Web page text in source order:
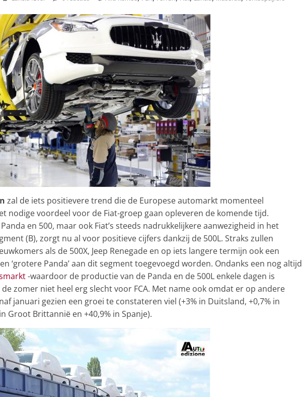
zal de iets positievere trend die de Europese automarkt momenteel
nodige voordeel voor de Fiat-groep gaan opleveren de komende tijd.
en 500, maar ook Fiat’s steeds nadrukkelijkere aanwezigheid in het
(B), zorgt nu al voor positieve cijfers dankzij de 500L. Straks zullen
als de 500X, Jeep Renegade en op iets langere termijn ook een
‘grotere Panda’ aan dit segment toegevoegd worden. Ondanks een nog altijd
-waardoor de productie van de Panda en de 500L enkele dagen is
zomer niet heel erg slecht voor FCA. Met name ook omdat er op andere
januari gezien een groei te constateren viel (+3% in Duitsland, +0,7% in
Groot Brittannië en +40,9% in Spanje).